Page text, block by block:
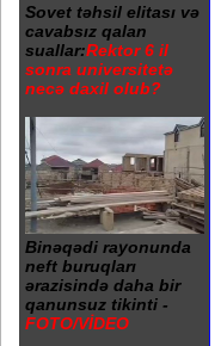
Sovet təhsil elitası və
cavabsız qalan
suallar:Rektor 6 il
sonra universitetə
necə daxil olub?
Binəqədi rayonunda
neft buruqları
ərazisində daha bir
qanunsuz tikinti -
FOTO/VİDEO